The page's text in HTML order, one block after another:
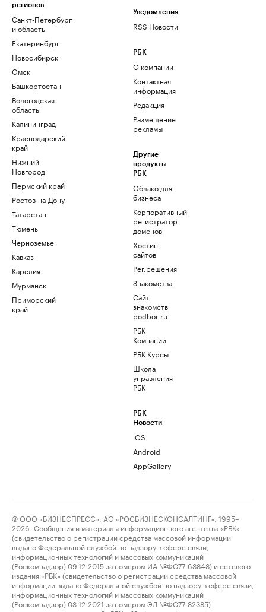
регионов
Санкт-Петербург
и область
Екатеринбург
Новосибирск
Омск
Башкортостан
Вологодская
область
Калининград
Краснодарский
край
Нижний
Новгород
Пермский край
Ростов-на-Дону
Татарстан
Тюмень
Черноземье
Кавказ
Карелия
Мурманск
Приморский
край
Уведомления
RSS Новости
РБК
О компании
Контактная
информация
Редакция
Размещение
рекламы
Другие
продукты
РБК
Облако для
бизнеса
Корпоративный
регистратор
доменов
Хостинг
сайтов
Рег.решения
Знакомства
Сайт
знакомств
podbor.ru
РБК
Компании
РБК Курсы
Школа
управления
РБК
РБК
Новости
iOS
Android
AppGallery
© ООО «БИЗНЕСПРЕСС», АО «РОСБИЗНЕСКОНСАЛТИНГ», 1995–
2026. Сообщения и материалы информационного агентства «РБК»
(свидетельство о регистрации средства массовой информации
выдано Федеральной службой по надзору в сфере связи,
информационных технологий и массовых коммуникаций
(Роскомнадзор) 09.12.2015 за номером ИА №ФС77-63848) и сетевого
издания «РБК» (свидетельство о регистрации средства массовой
информации выдано Федеральной службой по надзору в сфере связи,
информационных технологий и массовых коммуникаций
(Роскомнадзор) 03.12.2021 за номером ЭЛ №ФС77-82385)